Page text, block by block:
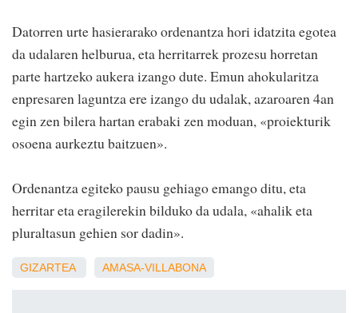
Datorren urte hasierarako ordenantza hori idatzita egotea
da udalaren helburua, eta herritarrek prozesu horretan
parte hartzeko aukera izango dute. Emun ahokularitza
enpresaren laguntza ere izango du udalak, azaroaren 4an
egin zen bilera hartan erabaki zen moduan, «proiekturik
osoena aurkeztu baitzuen».
Ordenantza egiteko pausu gehiago emango ditu, eta
herritar eta eragilerekin bilduko da udala, «ahalik eta
pluraltasun gehien sor dadin».
GIZARTEA AMASA-VILLABONA